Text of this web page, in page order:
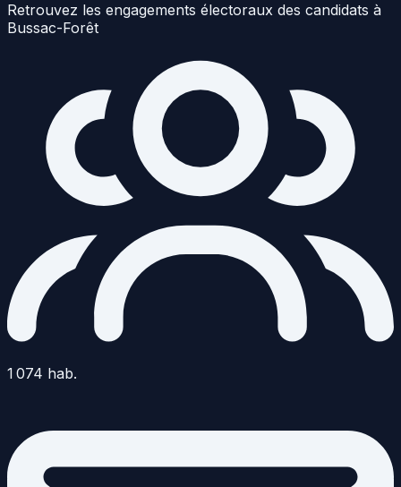
Retrouvez les engagements électoraux des candidats à
Bussac-Forêt
1 074 hab.